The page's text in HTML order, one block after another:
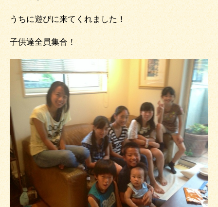
うちに遊びに来てくれました！
子供達全員集合！